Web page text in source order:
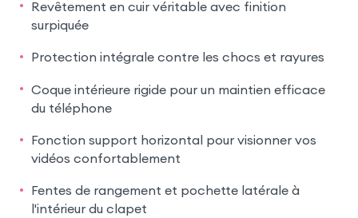
Revêtement en cuir véritable avec finition
surpiquée
Protection intégrale contre les chocs et rayures
Coque intérieure rigide pour un maintien efficace
du téléphone
Fonction support horizontal pour visionner vos
vidéos confortablement
Fentes de rangement et pochette latérale à
l'intérieur du clapet